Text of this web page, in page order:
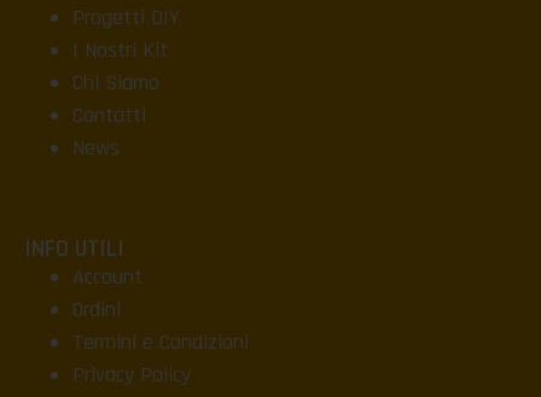
Progetti DIY
I Nostri Kit
Chi Siamo
Contatti
News
INFO UTILI
Account
Ordini
Termini e Condizioni
Privacy Policy